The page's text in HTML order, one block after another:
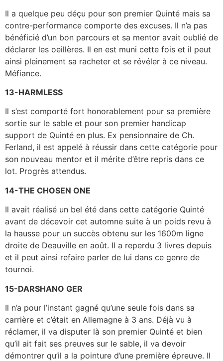
Il a quelque peu déçu pour son premier Quinté mais sa
contre-performance comporte des excuses. Il n’a pas
bénéficié d’un bon parcours et sa mentor avait oublié de
déclarer les oeillères. Il en est muni cette fois et il peut
ainsi pleinement sa racheter et se révéler à ce niveau.
Méfiance.
13-HARMLESS
Il s’est comporté fort honorablement pour sa première
sortie sur le sable et pour son premier handicap
support de Quinté en plus. Ex pensionnaire de Ch.
Ferland, il est appelé à réussir dans cette catégorie pour
son nouveau mentor et il mérite d’être repris dans ce
lot. Progrès attendus.
14-THE CHOSEN ONE
Il avait réalisé un bel été dans cette catégorie Quinté
avant de décevoir cet automne suite à un poids revu à
la hausse pour un succès obtenu sur les 1600m ligne
droite de Deauville en août. Il a reperdu 3 livres depuis
et il peut ainsi refaire parler de lui dans ce genre de
tournoi.
15-DARSHANO GER
Il n’a pour l’instant gagné qu’une seule fois dans sa
carrière et c’était en Allemagne à 3 ans. Déjà vu à
réclamer, il va disputer là son premier Quinté et bien
qu’il ait fait ses preuves sur le sable, il va devoir
démontrer qu’il a la pointure d’une première épreuve. Il